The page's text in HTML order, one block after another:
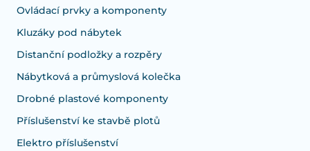
Ovládací prvky a komponenty
Kluzáky pod nábytek
Distanční podložky a rozpěry
Nábytková a průmyslová kolečka
Drobné plastové komponenty
Příslušenství ke stavbě plotů
Elektro příslušenství